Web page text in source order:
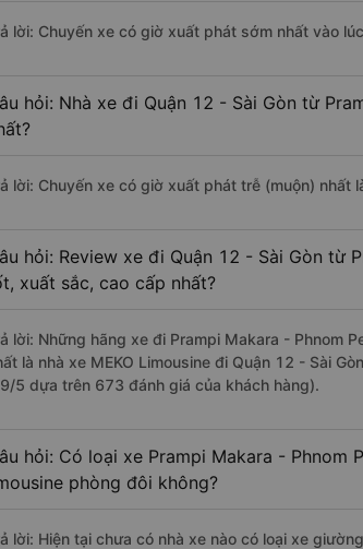
lời: Chuyến xe có giờ xuất phát sớm nhất vào
hỏi: Nhà xe đi Quận 12 - Sài Gòn từ
lời: Chuyến xe có giờ xuất phát trễ (muộn) nhất
hỏi: Review xe đi Quận 12 - Sài Gòn từ
xuất sắc, cao cấp nhất?
lời: Những hãng xe đi Prampi Makara - Phnom
là nhà xe MEKO Limousine đi Quận 12 - Sài
5 dựa trên 673 đánh giá của khách hàng).
hỏi: Có loại xe Prampi Makara - Phnom
phòng đôi không?
lời: Hiện tại chưa có nhà xe nào có loại xe